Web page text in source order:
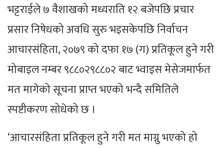
भट्टराईले ७ वैशाखको मध्यराति १२ बजेपछि प्रचार
प्रसार निषेधको अवधि सुरु भइसकेपछि निर्वाचन
आचारसंहिता, २०७९ को दफा १७ (ग) प्रतिकूल हुने गरी
मोबाइल नम्बर ९८८०२९८८०२ बाट भ्वाइस मेसेजमार्फत
मत मागेको सूचना प्राप्त भएको भन्दै समितिले
स्पष्टीकरण सोधेको छ ।
‘आचारसंहिता प्रतिकूल हुने गरी मत माग्नु भएको हो